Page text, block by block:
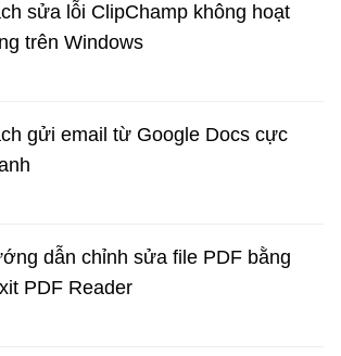
sửa lỗi ClipChamp không hoạt
trên Windows
gửi email từ Google Docs cực
dẫn chỉnh sửa file PDF bằng
PDF Reader